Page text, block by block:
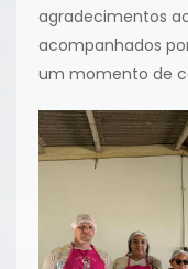
agradecimentos
acompanhados
um momento de